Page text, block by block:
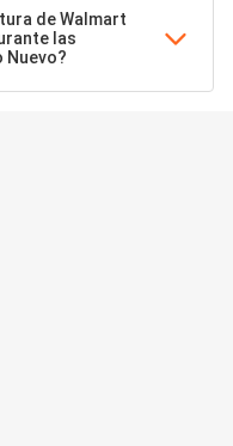
de Walmart
las
Nuevo?